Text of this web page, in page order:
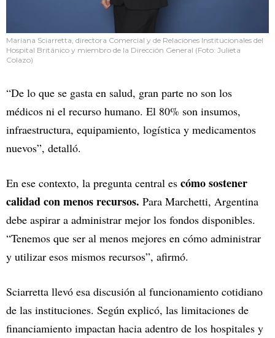
Mariana Sciarretta, directora Comercial y de Relaciones Institucionales del
Hospital Británico y miembro de la Dirección General (Foto: Julieta
Colazo)
“De lo que se gasta en salud, gran parte no son los
médicos ni el recurso humano. El 80% son insumos,
infraestructura, equipamiento, logística y medicamentos
nuevos”, detalló.
En ese contexto, la pregunta central es cómo sostener
calidad con menos recursos. Para Marchetti, Argentina
debe aspirar a administrar mejor los fondos disponibles.
“Tenemos que ser al menos mejores en cómo administrar
y utilizar esos mismos recursos”, afirmó.
Sciarretta llevó esa discusión al funcionamiento cotidiano
de las instituciones. Según explicó, las limitaciones de
financiamiento impactan hacia adentro de los hospitales y